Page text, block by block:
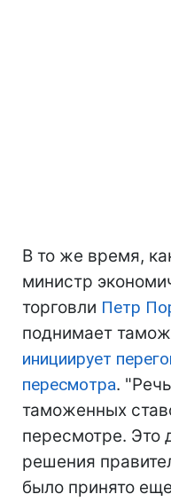
В то же время,
министр
торговли Петр
поднимает
инициирует
пересмотра.
таможенных
пересмотре. Это
решения
было принято